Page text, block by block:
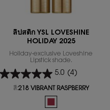
ลิปสติก YSL LOVESHINE
HOLIDAY 2025
Holiday-exclusive Loveshine
Lipstick shade.
5.0 (4)
สี:218 VIBRANT RASPBERRY